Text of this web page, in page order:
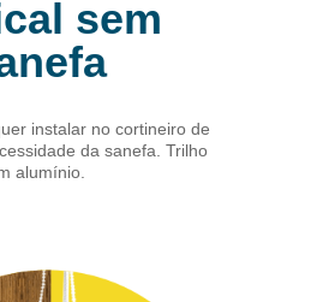
sem
instalar no cortineiro de
da sanefa. Trilho
alumínio.